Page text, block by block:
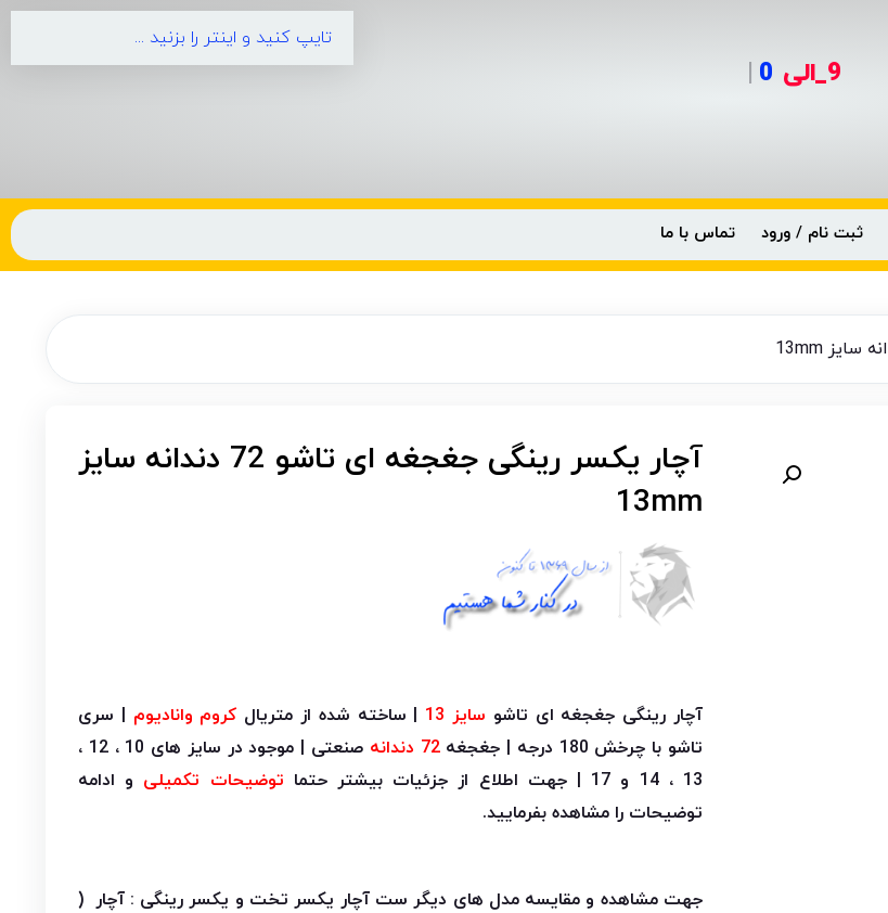
0990-6
|
ثبت نام / ورود تماس با ما
آچار یکسر رینگی جغجغه ای تاشو 72 دندانه سایز
13mm
آچار رینگی جغجغه ای تاشو سایز 13 | ساخته شده از متریال کروم وانادیوم | سری
تاشو با چرخش 180 درجه | جغجغه
72 دندانه
صنعتی | موجود در سایز های 10 ، 12 ،
13 ، 14 و 17 | جهت اطلاع از جزئیات بیشتر حتما
توضیحات تکمیلی و ادامه
توضیحات را مشاهده بفرمایید.
جهت مشاهده و مقایسه مدل های دیگر ست آچار یکسر تخت و یکسر رینگی : آچار (